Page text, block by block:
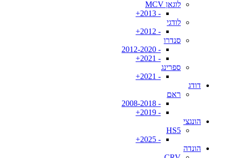
לוגאן MCV
- 2013+
לודגי
- 2012+
סנדרו
- 2012-2020
- 2021+
ספרינג
- 2021+
דודג
ראם
- 2008-2018
- 2019+
הונגצי
HS5
- 2025+
הונדה